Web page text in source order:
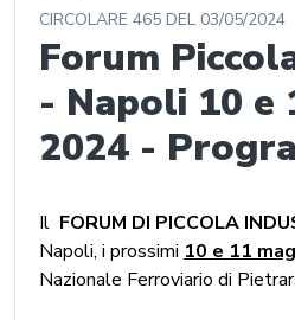
CIRCOLARE 465 DEL 03/05/2024
Forum
- Napoli 10 e
2024 -
Il FORUM DI PICCOLA
Napoli, i prossimi 10 e 11
Nazionale Ferroviario di